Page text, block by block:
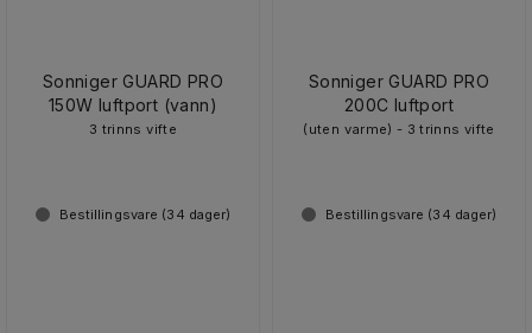
Sonniger GUARD PRO
150W luftport (vann)
3 trinns vifte
Bestillingsvare (34 dager)
Sonniger GUARD PRO
200C luftport
(uten varme) - 3 trinns vifte
Bestillingsvare (34 dager)